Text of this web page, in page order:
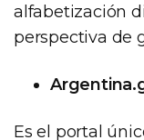
alfabetización
perspectiva de
Es el portal